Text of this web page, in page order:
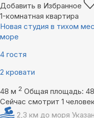
Добавить в Избранное
1-комнатная квартира
Новая студия в тихом
море
4 гостя
2 кровати
48 м 2 Общая площадь:
Сейчас смотрит 1
2,3 км до моря